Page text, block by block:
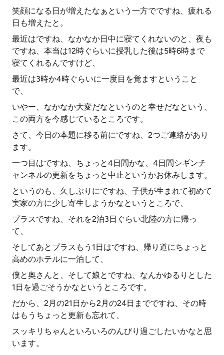
笑顔になる日が増えたなぁという一方でですね、疲れる
日も増えたと。
最近はですね、なかなか日中に寝てくれないのと、夜も
ですね、本当は12時ぐらいに授乳した後は5時6時まで
寝てくれるんですけど、
最近は3時か4時ぐらいに一度目を覚ますということ
で、
いやー、なかなか大変だなというのと幸せだなという、
この両方を今感じているところです。
さて、今日の本題に移る前にですね、2つご連絡があり
ます。
一つ目はですね、ちょっと4日間かな、4日間シギンチ
ャンネルの更新をちょっと中止というかお休みします。
というのも、久しぶりにですね、子供が生まれて初めて
実家の方に少し寄生しようかなというところで、
プラスですね、それを2泊3日ぐらい北陸の方に帰っ
て、
そしてあとプラスもう1日はですね、帰り道にちょっと
高めのホテルに一泊して、
僕と奥さんと、そして娘とですね、なんかゆるりとした
1日を過ごそうかなというところです。
だから、2月の21日から2月の24日までですね、その時
はもうちょっと更新も忘れて、
スッキリちゃんといろいろのんびり過ごしたいかなと思
います。